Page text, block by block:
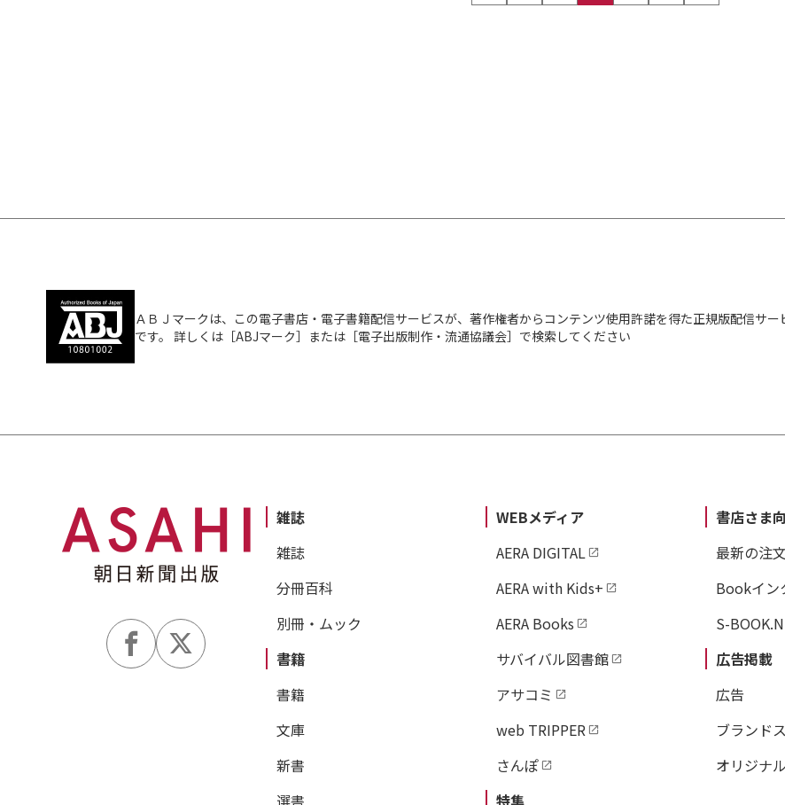
ＡＢＪマークは、この電子書店・電子書籍配信サービスが、著作権者からコンテンツ使用許諾を得た正規版配信サ
です。 詳しくは［ABJマーク］または［電子出版制作・流通協議会］で検索してください
雑誌
雑誌
分冊百科
別冊・ムック
書籍
書籍
文庫
新書
選書
WEBメディア
AERA DIGITAL
AERA with Kids+
AERA Books
サバイバル図書館
アサコミ
web TRIPPER
さんぽ
特集
書店さま
最新の注
Bookイン
S-
広告掲載
広告
ブランド
オリジナ